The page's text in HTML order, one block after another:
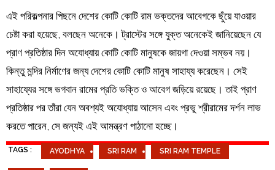
এই পরিকল্পনার পিছনে দেশের কোটি কোটি রাম ভক্তদের আবেগকে ছুঁয়ে যাওয়ার
চেষ্টা করা হয়েছে, বলছেন অনেকে। ট্রাস্টের সঙ্গে যুক্ত অনেকেই জানিয়েছেন যে
প্রাণ প্রতিষ্ঠার দিন অযোধ্যায় কোটি কোটি মানুষকে জায়গা দেওয়া সম্ভব নয়।
কিন্তু মন্দির নির্মাণের জন্য দেশের কোটি কোটি মানুষ সাহায্য করেছেন। সেই
সাহায্যের সঙ্গে ভগবান রামের প্রতি ভক্তি ও আবেগ জড়িয়ে রয়েছে। তাই প্রাণ
প্রতিষ্ঠার পর তাঁরা যেন অবশ্যই অযোধ্যায় আসেন এবং প্রভু শ্রীরামের দর্শন লাভ
করতে পারেন, সে জন্যই এই আমন্ত্রণ পাঠানো হচ্ছে।
TAGS : AYODHYA SRI RAM SRI RAM TEMPLE